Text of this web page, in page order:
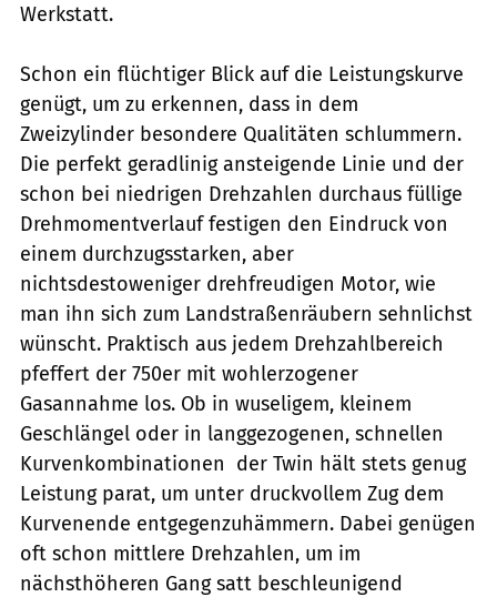
Werkstatt.
Schon ein flüchtiger Blick auf die Leistungskurve
genügt, um zu erkennen, dass in dem
Zweizylinder besondere Qualitäten schlummern.
Die perfekt geradlinig ansteigende Linie und der
schon bei niedrigen Drehzahlen durchaus füllige
Drehmomentverlauf festigen den Eindruck von
einem durchzugsstarken, aber
nichtsdestoweniger drehfreudigen Motor, wie
man ihn sich zum Landstraßenräubern sehnlichst
wünscht. Praktisch aus jedem Drehzahlbereich
pfeffert der 750er mit wohlerzogener
Gasannahme los. Ob in wuseligem, kleinem
Geschlängel oder in langgezogenen, schnellen
Kurvenkombinationen  der Twin hält stets genug
Leistung parat, um unter druckvollem Zug dem
Kurvenende entgegenzuhämmern. Dabei genügen
oft schon mittlere Drehzahlen, um im
nächsthöheren Gang satt beschleunigend